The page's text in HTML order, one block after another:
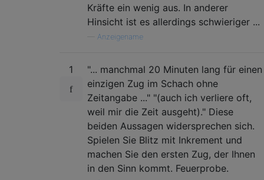
Kräfte ein wenig aus. In anderer
Hinsicht ist es allerdings schwieriger ...
Anzeigename
1
"... manchmal 20 Minuten lang für einen
einzigen Zug im Schach ohne
Zeitangabe ..." "(auch ich verliere oft,
weil mir die Zeit ausgeht)." Diese
beiden Aussagen widersprechen sich.
Spielen Sie Blitz mit Inkrement und
machen Sie den ersten Zug, der Ihnen
in den Sinn kommt. Feuerprobe.